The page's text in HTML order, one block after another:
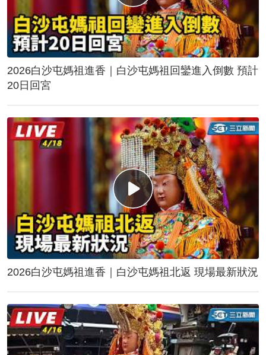
2026白沙屯媽祖進香｜白沙屯媽祖回鑾進入倒數 預計
20日回宮
2026白沙屯媽祖進香｜白沙屯媽祖北返 現場最新狀況